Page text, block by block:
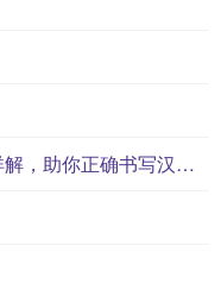
易的繁体字怎么写？这份易字繁体详解，助你正确书写汉字_汉字繁体学习